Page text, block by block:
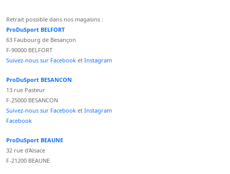
Retrait possible dans nos magasins :
ProDuSport BELFORT
63 Faubourg de Besançon
F-90000 BELFORT
Suivez-nous sur Facebook et Instagram
ProDuSport BESANCON
13 rue Pasteur
F-25000 BESANCON
Suivez-nous sur Facebook et Instagram
Facebook
ProDuSport BEAUNE
32 rue d'Alsace
F-21200 BEAUNE